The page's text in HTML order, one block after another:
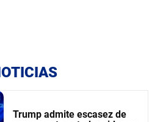
Trump admite escasez de